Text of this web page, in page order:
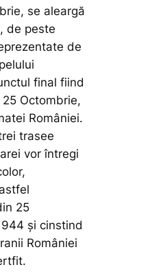
se aleargă
de peste
de
final fiind
Octombrie,
României.
trasee
vor întregi
25
şi cinstind
României